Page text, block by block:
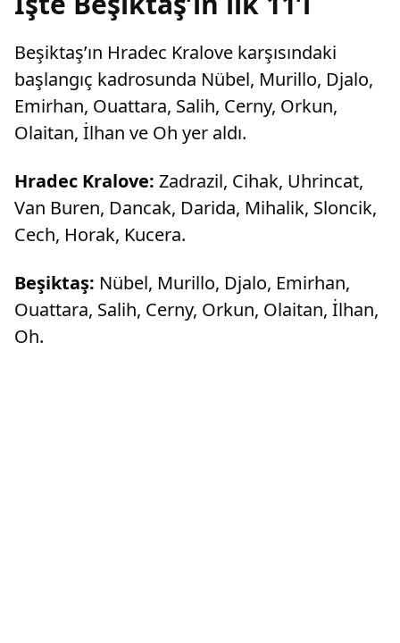
Beşiktaş’ın Hradec Kralove karşısındaki
başlangıç kadrosunda Nübel, Murillo, Djalo,
Emirhan, Ouattara, Salih, Cerny, Orkun,
Olaitan, İlhan ve Oh yer aldı.
Hradec Kralove: Zadrazil, Cihak, Uhrincat,
Van Buren, Dancak, Darida, Mihalik, Sloncik,
Cech, Horak, Kucera.
Beşiktaş: Nübel, Murillo, Djalo, Emirhan,
Ouattara, Salih, Cerny, Orkun, Olaitan, İlhan,
Oh.